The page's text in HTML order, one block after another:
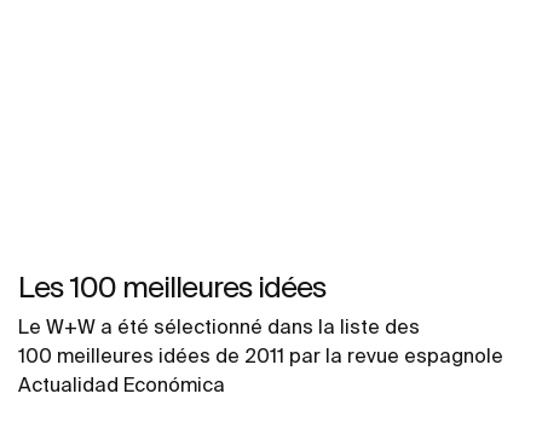
Les 100 meilleures idées
Le W+W a été sélectionné dans la liste des
100 meilleures idées de 2011 par la revue espagnole
Actualidad Económica